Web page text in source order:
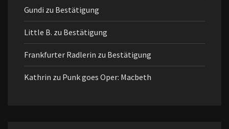
Gundi zu Bestätigung
Little B. zu Bestätigung
Frankfurter Radlerin zu Bestätigung
Kathrin zu Punk goes Oper: Macbeth